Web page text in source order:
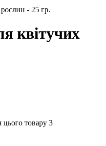
- 25 гр.
квітучих
цього товару 3